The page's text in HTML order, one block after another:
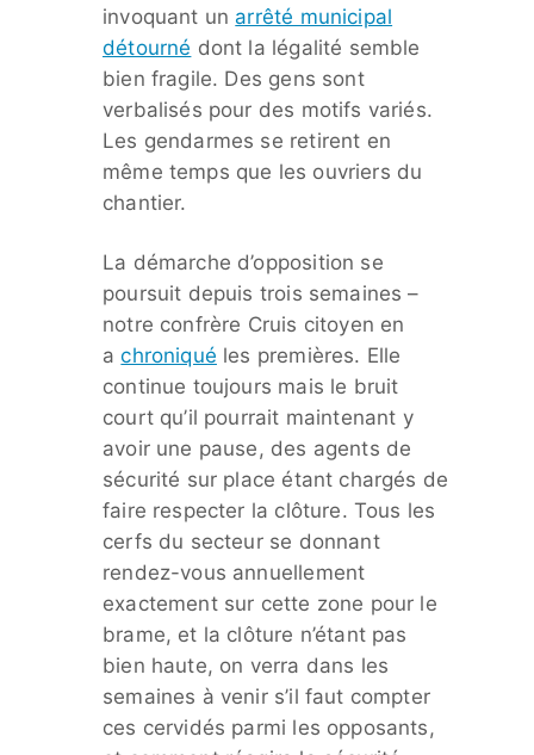
invoquant un arrêté municipal
détourné dont la légalité semble
bien fragile. Des gens sont
verbalisés pour des motifs variés.
Les gendarmes se retirent en
même temps que les ouvriers du
chantier.
La démarche d’opposition se
poursuit depuis trois semaines –
notre confrère Cruis citoyen en
achroniqué les premières. Elle
continue toujours mais le bruit
court qu’il pourrait maintenant y
avoir une pause, des agents de
sécurité sur place étant chargés de
faire respecter la clôture. Tous les
cerfs du secteur se donnant
rendez-vous annuellement
exactement sur cette zone pour le
brame, et la clôture n’étant pas
bien haute, on verra dans les
semaines à venir s’il faut compter
ces cervidés parmi les opposants,